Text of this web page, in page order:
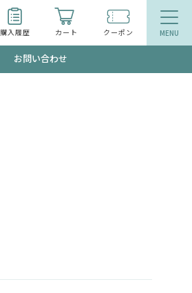
購入履歴 カート クーポン
お問い合わせ